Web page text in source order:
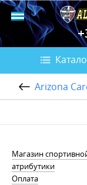
Arizona
Магазин
атрибутики
Оплата